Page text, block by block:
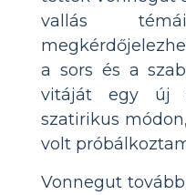
vallás
a sors és a
vitáját egy új
szatirikus
volt
Vonnegut